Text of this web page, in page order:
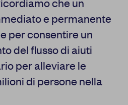
e permanente
per consentire un
del flusso di aiuti
per alleviare le
di persone nella